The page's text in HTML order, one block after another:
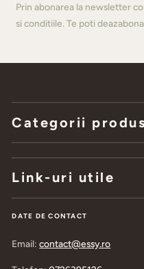
Prin abonarea la newsletter
si conditiile. Te poti
Categorii
Link-uri utile
DATE DE CONTACT
Email:contact@essy.ro